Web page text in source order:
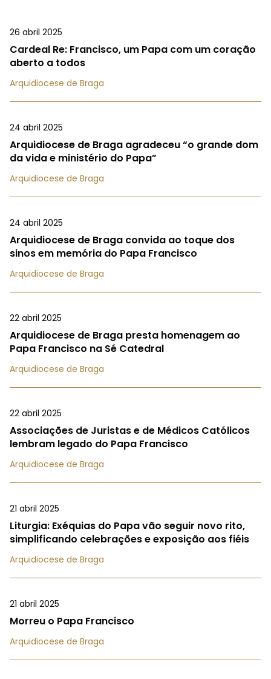
26 abril 2025
Cardeal Re: Francisco, um Papa com um coração
aberto a todos
Arquidiocese de Braga
24 abril 2025
Arquidiocese de Braga agradeceu “o grande dom
da vida e ministério do Papa”
Arquidiocese de Braga
24 abril 2025
Arquidiocese de Braga convida ao toque dos
sinos em memória do Papa Francisco
Arquidiocese de Braga
22 abril 2025
Arquidiocese de Braga presta homenagem ao
Papa Francisco na Sé Catedral
Arquidiocese de Braga
22 abril 2025
Associações de Juristas e de Médicos Católicos
lembram legado do Papa Francisco
Arquidiocese de Braga
21 abril 2025
Liturgia: Exéquias do Papa vão seguir novo rito,
simplificando celebrações e exposição aos fiéis
Arquidiocese de Braga
21 abril 2025
Morreu o Papa Francisco
Arquidiocese de Braga